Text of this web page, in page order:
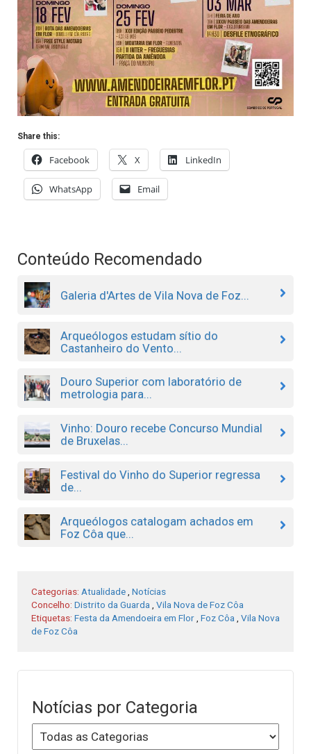
Share this:
Facebook X LinkedIn
WhatsApp Email
Conteúdo Recomendado
Galeria d'Artes de Vila Nova de Foz...
Arqueólogos estudam sítio do
Castanheiro do Vento...
Douro Superior com laboratório de
metrologia para...
Vinho: Douro recebe Concurso Mundial
de Bruxelas...
Festival do Vinho do Superior regressa
de...
Arqueólogos catalogam achados em
Foz Côa que...
Categorias: Atualidade, Notícias
Concelho: Distrito da Guarda, Vila Nova de Foz Côa
Etiquetas: Festa da Amendoeira em Flor, Foz Côa, Vila Nova
de Foz Côa
Notícias por Categoria